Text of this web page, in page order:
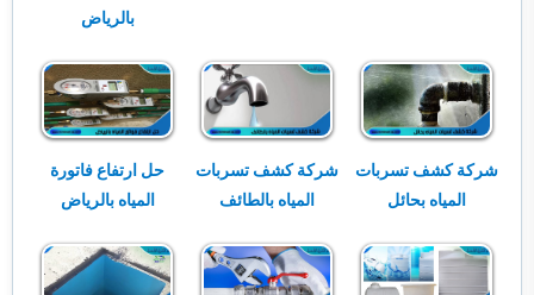
بالرياض
شركة كشف تسربات
المياه بحائل
شركة كشف تسربات
المياه بالطائف
حل ارتفاع فاتورة
المياه بالرياض